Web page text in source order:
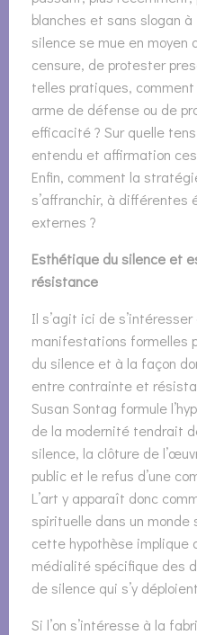
blanches et sans slogan
silence se mue en moyen
censure, de protester
telles pratiques,
arme de défense ou de
efficacité ? Sur quelle
entendu et affirmation
Enfin, comment la
s’affranchir, à différentes
externes ?
Esthétique du silence et
résistance
Il s’agit ici de
manifestations formelles
du silence et à la façon
entre contrainte et
Susan Sontag formule
de la modernité tendrait
silence, la clôture de
public et le refus d’une
L’art y apparaît donc
spirituelle dans un
cette hypothèse implique
médialité spécifique des
de silence qui s’y
Si l’on s’intéresse à la